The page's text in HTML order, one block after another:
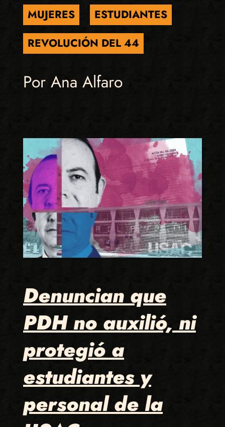
MUJERES
ESTUDIANTES
REVOLUCIÓN DEL 44
Por Ana Alfaro
Denuncian que
PDH no auxilió, ni
protegió a
estudiantes y
personal de la